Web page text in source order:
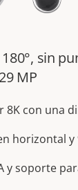
sin
29 MP
8K con una
horizontal y
y soporte